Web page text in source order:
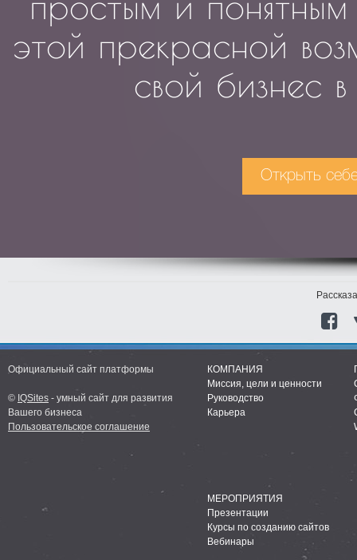
этой прекрасной
свой бизнес
Открыть
Официальный сайт платформы
© IQSites - умный сайт для развития
Вашего бизнеса
Пользовательское соглашение
КОМПАНИЯ
Миссия, цели и ценности
Руководство
Карьера
МЕРОПРИЯТИЯ
Презентации
Курсы по созданию сайтов
Вебинары